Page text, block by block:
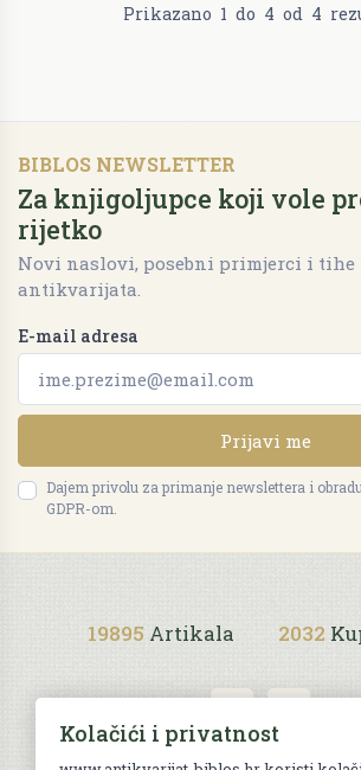
Prikazano 1 do 4 od 4
BIBLOS NEWSLETTER
Za knjigoljupce koji vole
rijetko
Novi naslovi, posebni primjerci i tihe
antikvarijata.
E-mail adresa
Prijavi me
Dajem privolu za primanje newslettera i
GDPR-om.
19895 Artikala 2032
Kolačići i privatnost